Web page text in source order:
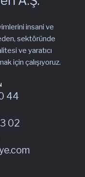
insani ve
sektöründe
ve yaratıcı
için çalışıyoruz.
44
02